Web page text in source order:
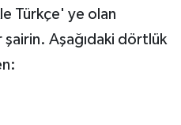
Türkçe' ye olan
Aşağıdaki dörtlük